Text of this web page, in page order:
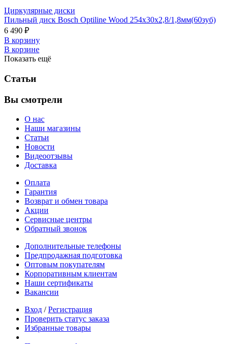
Циркулярные диски
Пильный диск Bosch Optiline Wood 254х30х2,8/1,8мм(60зуб)
6 490 ₽
В корзину
В корзине
Показать ещё
Статьи
Вы смотрели
О нас
Наши магазины
Статьи
Новости
Видеоотзывы
Доставка
Оплата
Гарантия
Возврат и обмен товара
Акции
Сервисные центры
Обратный звонок
Дополнительные телефоны
Предпродажная подготовка
Оптовым покупателям
Корпоративным клиентам
Наши сертификаты
Вакансии
Вход /Регистрация
Проверить статус заказа
Избранные товары